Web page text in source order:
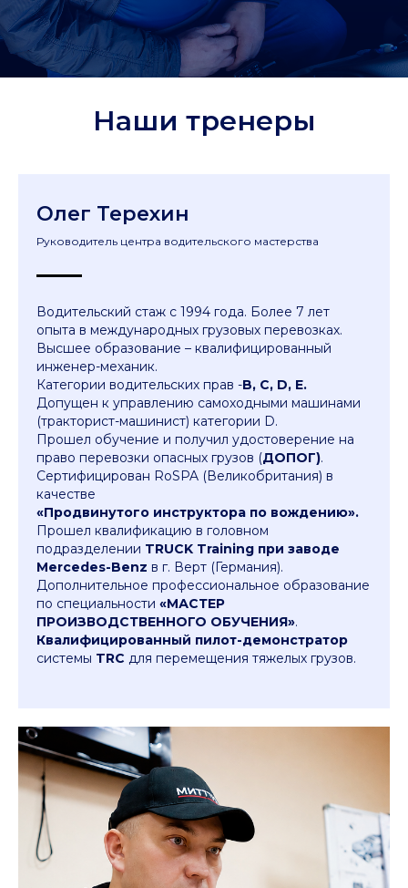
Наши тренеры
Олег Терехин
Руководитель центра водительского мастерства
Водительский стаж с 1994 года. Более 7 лет
опыта в международных грузовых перевозках.
Высшее образование – квалифицированный
инженер-механик.
Категории водительских прав -B, C, D, E.
Допущен к управлению самоходными машинами
(тракторист-машинист) категории D.
Прошел обучение и получил удостоверение на
право перевозки опасных грузов (ДОПОГ).
Сертифицирован RoSPA (Великобритания) в
качестве
«Продвинутого инструктора по вождению».
Прошел квалификацию в головном
подразделении TRUCK Training при заводе
Mercedes-Benz в г. Верт (Германия).
Дополнительное профессиональное образование
по специальности «МАСТЕР
ПРОИЗВОДСТВЕННОГО ОБУЧЕНИЯ».
Квалифицированный пилот-демонстратор
системы TRC для перемещения тяжелых грузов.